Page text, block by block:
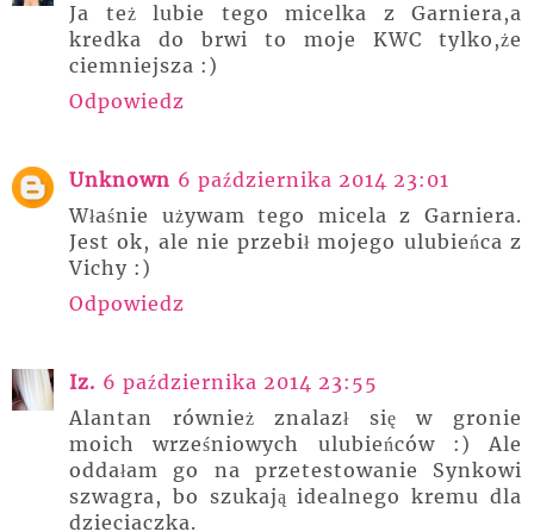
Ja też lubie tego micelka z Garniera,a
kredka do brwi to moje KWC tylko,że
ciemniejsza :)
Odpowiedz
Unknown 6 października 2014 23:01
Właśnie używam tego micela z Garniera.
Jest ok, ale nie przebił mojego ulubieńca z
Vichy :)
Odpowiedz
Iz. 6 października 2014 23:55
Alantan również znalazł się w gronie
moich wrześniowych ulubieńców :) Ale
oddałam go na przetestowanie Synkowi
szwagra, bo szukają idealnego kremu dla
dzieciaczka.